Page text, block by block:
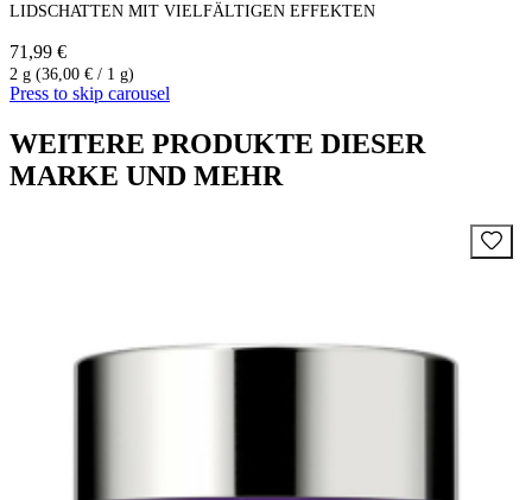
LIDSCHATTEN MIT VIELFÄLTIGEN EFFEKTEN
71,99 €
2 g (36,00 € / 1 g)
Press to skip carousel
WEITERE PRODUKTE DIESER
MARKE UND MEHR